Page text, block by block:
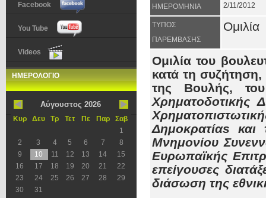
Facebook
You Tube
Videos
ΗΜΕΡΟΛΟΓΙΟ
Αύγουστος 2026
Κυρ Δευ Τρ Τετ Πε Παρ
Σαβ
1
2
3 4 5 6 7
8
9
10 11 12 13 14
15
16
17 18 19 20 21
22
23
24 25 26 27 28
29
30
31
ΗΜΕΡΟΜΗΝΙΑ 2/11/2012
ΤΥΠΟΣ
ΠΑΡΕΜΒΑΣΗΣ
Ομιλία
Ομιλία του
κατά τη
της Βουλής,
Χρηματοδοτικής
Δημοκρατίαs
Μνημονίου
Ευρωπαϊκής
επείγουσες
διάσωση της